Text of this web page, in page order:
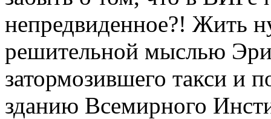
непредвиденное?! Жить
решительной мыслью
затормозившего такси и
зданию Всемирного